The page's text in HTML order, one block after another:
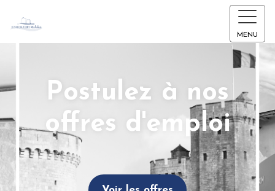
MENU
Postulez à nos
offres d'emploi